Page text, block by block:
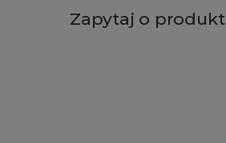
Zapytaj o produkt